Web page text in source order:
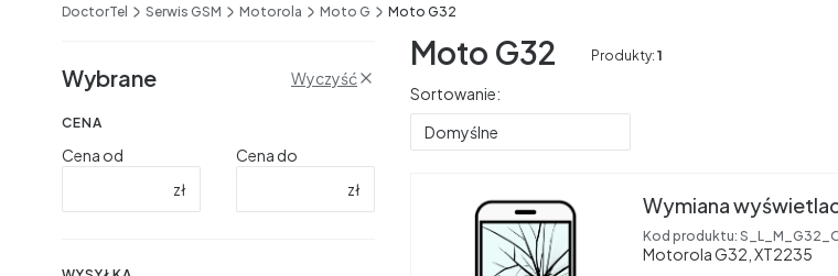
DoctorTel Serwis GSM Motorola Moto G Moto G32
Wybrane Wyczyść
CENA
Cena od
zł
Cena do
zł
Moto G32 Produkty: 1
Lista produktów
Sortowanie:
Domyślne
Wymiana
Kod produktu:
Motorola G32, XT2235